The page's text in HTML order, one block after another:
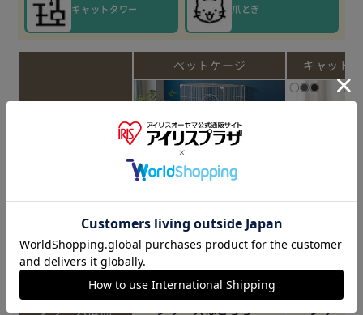
PWF-200F【倒れにくいネコのトイレ】
台形型で倒れにくい構造のオープンタイプの猫トイレです。
手を入れるスペースがあり、トイレの持ち運び、お掃除の際
銀イオンを配合しているので、臭いの元となる菌の発生を抑
後始末に便利なスコップ付きです。【ペットハウス＆キャリ
前扉を上部に収納してハウスとしても使用できるキャリーで
入れるのに最適です。
前扉が付いているため、ペットが自由にキャリーに出入りで
きます。
前扉は上部に収納して、ハウスとして使用できます。
キャットタワー 爪とぎ
ペットケージ キャット
デザイン
掃除のしやすさ
シリーズ展開
シリーズはこちら » シリーズ